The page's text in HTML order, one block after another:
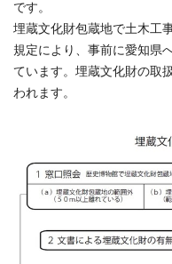
です。
埋蔵文化財包蔵地で土木工
規定により、事前に愛知県
ています。埋蔵文化財の取
われます。